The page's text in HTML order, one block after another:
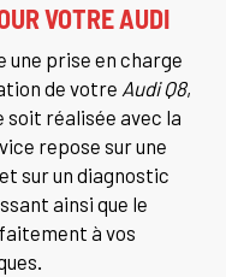
VOTRE AUDI
une prise en charge
de votre Audi Q8,
soit réalisée avec la
repose sur une
sur un diagnostic
ainsi que le
à vos